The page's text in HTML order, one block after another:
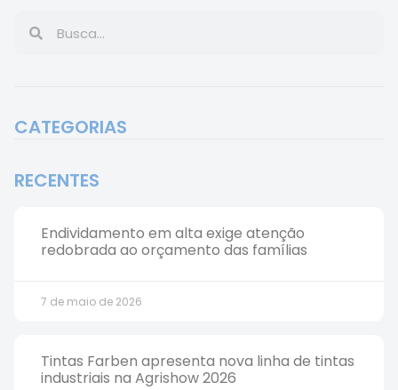
CATEGORIAS
RECENTES
Endividamento em alta exige atenção
redobrada ao orçamento das famílias
7 de maio de 2026
Tintas Farben apresenta nova linha de tintas
industriais na Agrishow 2026